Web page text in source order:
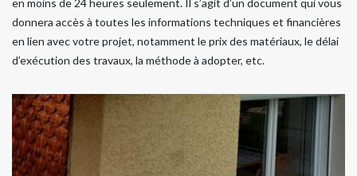
en moins de 24 heures seulement. Il s’agit d’un document qui vous
donnera accès à toutes les informations techniques et financières
en lien avec votre projet, notamment le prix des matériaux, le délai
d’exécution des travaux, la méthode à adopter, etc.